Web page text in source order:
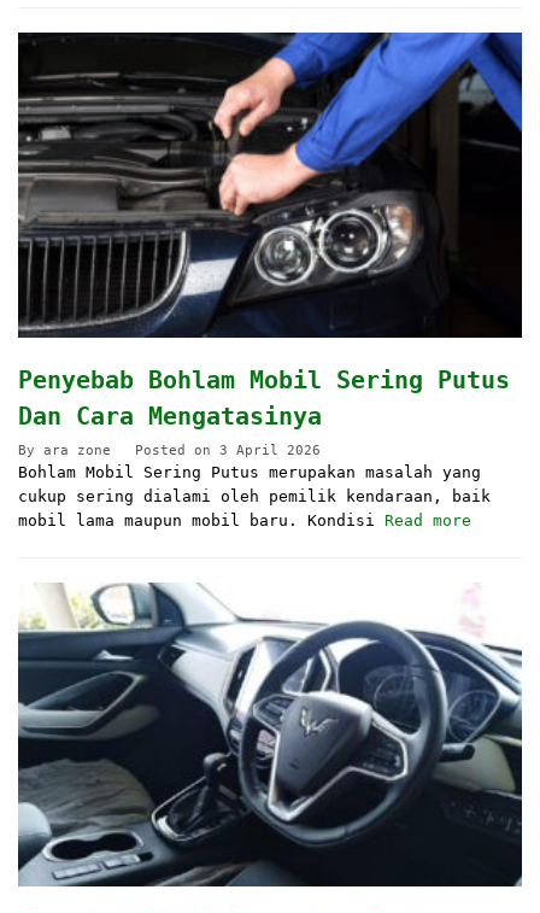
Penyebab Bohlam Mobil Sering Putus
Dan Cara Mengatasinya
By ara zone Posted on 3 April 2026
Bohlam Mobil Sering Putus merupakan masalah yang
cukup sering dialami oleh pemilik kendaraan, baik
mobil lama maupun mobil baru. Kondisi Read more